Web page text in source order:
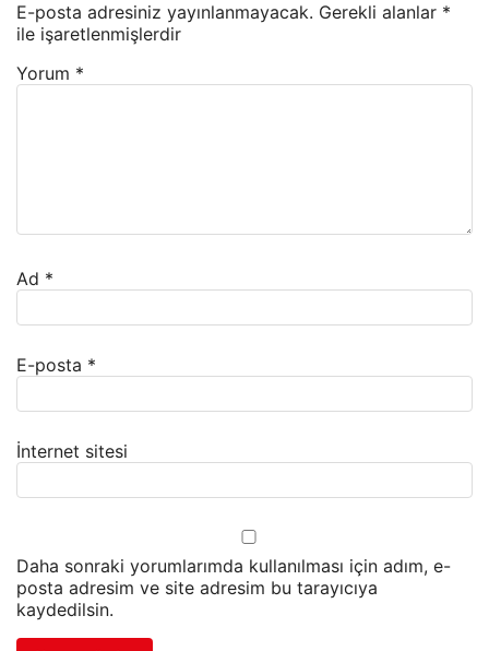
E-posta adresiniz yayınlanmayacak. Gerekli alanlar *
ile işaretlenmişlerdir
Yorum *
Ad *
E-posta *
İnternet sitesi
Daha sonraki yorumlarımda kullanılması için adım, e-
posta adresim ve site adresim bu tarayıcıya
kaydedilsin.